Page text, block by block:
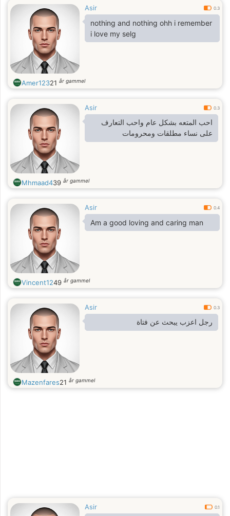
Asir 0.3
nothing and nothing ohh i remember
i love my selg
Amer12321 år gammel
Asir 0.3
احب المتعه بشكل عام واحب التعارف
على نساء مطلقات ومحرومات
Mhmaad439 år gammel
Asir 0.4
Am a good loving and caring man
Vincent1249 år gammel
Asir 0.3
رجل اعزب يبحث عن فتاة
Mazenfares21 år gammel
Asir 0.1